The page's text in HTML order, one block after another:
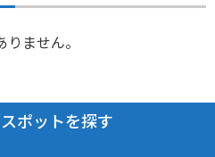
ません。
ポットを探す